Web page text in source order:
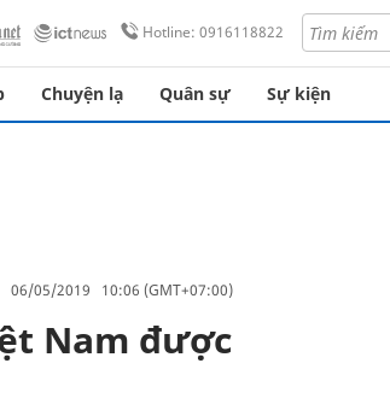
Hotline: 0916118822
Chuyện lạ Quân sự Sự kiện
06/05/2019 10:06 (GMT+07:00)
Nam được